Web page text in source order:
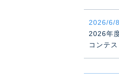
2026/6/8
2026年
コンテ